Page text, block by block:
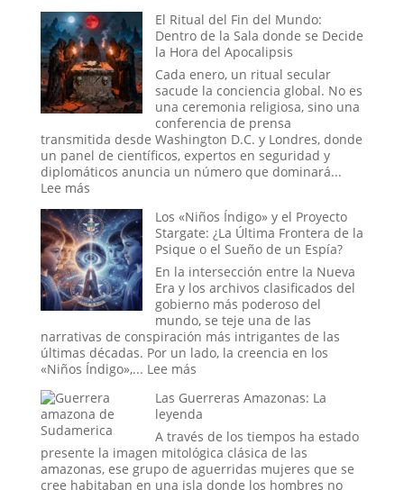
Maldición
de
Tecumseh:
¿La
Estadística
más
Espeluznante
de
la
Casa
Blanca
el
Mito
más
Perverso?
El Ritual del Fin del Mundo:
Dentro de la Sala donde se Decide
la Hora del Apocalipsis
Cada enero, un ritual secular
sacude la conciencia global. No es
una ceremonia religiosa, sino una
conferencia de prensa
transmitida desde Washington D.C. y Londres, donde
un panel de científicos, expertos en seguridad y
diplomáticos anuncia un número que dominará...
Lee más:
Ritual
del
Fin
del
Mundo:
Dentro
de
la
Sala
donde
Decide
la
Hora
del
Apocalipsis
Los «Niños Índigo» y el Proyecto
Stargate: ¿La Última Frontera de la
Psique o el Sueño de un Espía?
En la intersección entre la Nueva
Era y los archivos clasificados del
gobierno más poderoso del
mundo, se teje una de las
narrativas de conspiración más intrigantes de las
últimas décadas. Por un lado, la creencia en los
«Niños Índigo»,... Lee más:
«Niños
Índigo»
y
el
Proyecto
Stargate:
Las Guerreras Amazonas: La
leyenda
A través de los tiempos ha estado
presente la imagen mitológica clásica de las
amazonas, ese grupo de aguerridas mujeres que se
cree habitaban en una isla donde los hombres no